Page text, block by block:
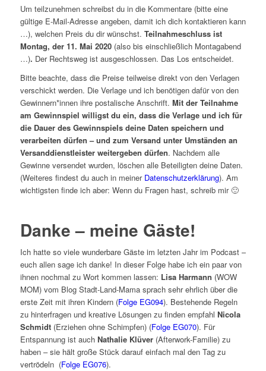
Um teilzunehmen schreibst du in die Kommentare (bitte eine
gültige E-Mail-Adresse angeben, damit ich dich kontaktieren kann
…), welchen Preis du dir wünschst. Teilnahmeschluss ist
Montag, der 11. Mai 2020 (also bis einschließlich Montagabend
…). Der Rechtsweg ist ausgeschlossen. Das Los entscheidet.
Bitte beachte, dass die Preise teilweise direkt von den Verlagen
verschickt werden. Die Verlage und ich benötigen dafür von den
Gewinnern*innen ihre postalische Anschrift. Mit der Teilnahme
am Gewinnspiel willigst du ein, dass die Verlage und ich für
die Dauer des Gewinnspiels deine Daten speichern und
verarbeiten dürfen – und zum Versand unter Umständen an
Versanddienstleister weitergeben dürfen. Nachdem alle
Gewinne versendet wurden, löschen alle Beteiligten deine Daten.
(Weiteres findest du auch in meiner Datenschutzerklärung). Am
wichtigsten finde ich aber: Wenn du Fragen hast, schreib mir 🙂
Danke – meine Gäste!
Ich hatte so viele wunderbare Gäste im letzten Jahr im Podcast –
euch allen sage ich danke! In dieser Folge habe ich ein paar von
ihnen nochmal zu Wort kommen lassen: Lisa Harmann (WOW
MOM) vom Blog Stadt-Land-Mama sprach sehr ehrlich über die
erste Zeit mit ihren Kindern (Folge EG094). Bestehende Regeln
zu hinterfragen und kreative Lösungen zu finden empfahl Nicola
Schmidt(Erziehen ohne Schimpfen) (Folge EG070). Für
Entspannung ist auch Nathalie Klüver(Afterwork-Familie) zu
haben – sie hält große Stück darauf einfach mal den Tag zu
vertrödeln (Folge EG076).